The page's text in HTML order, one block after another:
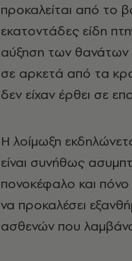
προκαλείται από το
εκατοντάδες είδη
αύξηση των θανάτων
σε αρκετά από τα
δεν είχαν έρθει σε
Η λοίμωξη
είναι συνήθως
πονοκέφαλο και πόνο
να προκαλέσει
ασθενών που